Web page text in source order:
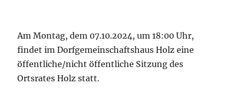
Am Montag, dem 07.10.2024, um 18:00 Uhr,
findet im Dorfgemeinschaftshaus Holz eine
öffentliche/nicht öffentliche Sitzung des
Ortsrates Holz statt.